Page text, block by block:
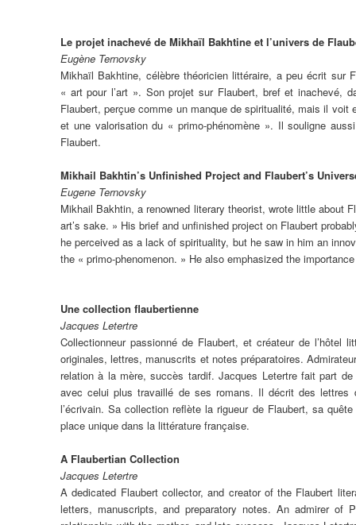
Le projet inachevé de Mikhaïl Bakhtine et l’univers de
Eugène Ternovsky
Mikhaïl Bakhtine, célèbre théoricien littéraire, a peu écrit sur
« art pour l’art ». Son projet sur Flaubert, bref et inachevé,
Flaubert, perçue comme un manque de spiritualité, mais il
et une valorisation du « primo-phénomène ». Il souligne
Flaubert.
Mikhail Bakhtin’s Unfinished Project and Flaubert’s
Eugene Ternovsky
Mikhail Bakhtin, a renowned literary theorist, wrote little about
art’s sake. » His brief and unfinished project on Flaubert
he perceived as a lack of spirituality, but he saw in him an
the « primo-phenomenon. » He also emphasized the
Une collection flaubertienne
Jacques Letertre
Collectionneur passionné de Flaubert, et créateur de l’hôtel
originales, lettres, manuscrits et notes préparatoires.
relation à la mère, succès tardif. Jacques Letertre fait part
avec celui plus travaillé de ses romans. Il décrit des lettres
l’écrivain. Sa collection reflète la rigueur de Flaubert, sa
place unique dans la littérature française.
A Flaubertian Collection
Jacques Letertre
A dedicated Flaubert collector, and creator of the Flaubert
letters, manuscripts, and preparatory notes. An admirer of